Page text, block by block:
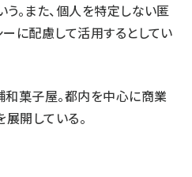
。また、個人を特定しない匿
ーに配慮して活用するとしてい
菓子屋。都内を中心に商業
開している。